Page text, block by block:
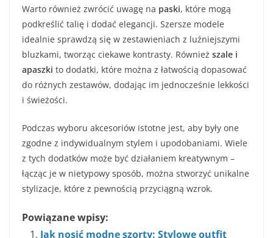
Warto również zwrócić uwagę na paski, które mogą
podkreślić talię i dodać elegancji. Szersze modele
idealnie sprawdzą się w zestawieniach z luźniejszymi
bluzkami, tworząc ciekawe kontrasty. Również szale i
apaszki to dodatki, które można z łatwością dopasować
do różnych zestawów, dodając im jednocześnie lekkości
i świeżości.
Podczas wyboru akcesoriów istotne jest, aby były one
zgodne z indywidualnym stylem i upodobaniami. Wiele
z tych dodatków może być działaniem kreatywnym –
łącząc je w nietypowy sposób, można stworzyć unikalne
stylizacje, które z pewnością przyciągną wzrok.
Powiązane wpisy:
Jak nosić modne szorty: Stylowe outfit